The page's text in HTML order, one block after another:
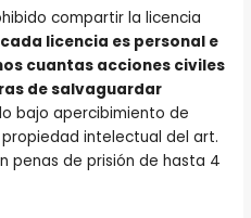
compartir la licencia
cada licencia es personal e
cuantas acciones civiles
de salvaguardar
bajo apercibimiento de
intelectual del art.
penas de prisión de hasta 4